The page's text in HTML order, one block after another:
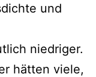
und
niedriger.
hätten viele,